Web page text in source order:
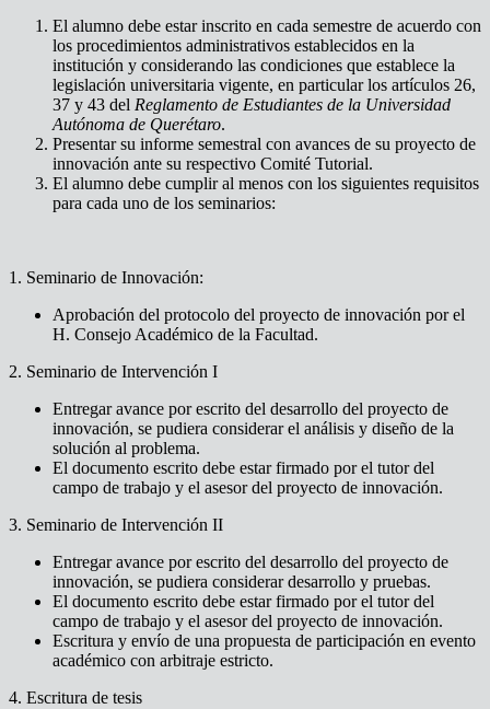
El alumno debe estar inscrito en cada semestre de acuerdo con
los procedimientos administrativos establecidos en la
institución y considerando las condiciones que establece la
legislación universitaria vigente, en particular los artículos 26,
37 y 43 del Reglamento de Estudiantes de la Universidad
Autónoma de Querétaro.
Presentar su informe semestral con avances de su proyecto de
innovación ante su respectivo Comité Tutorial.
El alumno debe cumplir al menos con los siguientes requisitos
para cada uno de los seminarios:
1. Seminario de Innovación:
Aprobación del protocolo del proyecto de innovación por el
H. Consejo Académico de la Facultad.
2. Seminario de Intervención I
Entregar avance por escrito del desarrollo del proyecto de
innovación, se pudiera considerar el análisis y diseño de la
solución al problema.
El documento escrito debe estar firmado por el tutor del
campo de trabajo y el asesor del proyecto de innovación.
3. Seminario de Intervención II
Entregar avance por escrito del desarrollo del proyecto de
innovación, se pudiera considerar desarrollo y pruebas.
El documento escrito debe estar firmado por el tutor del
campo de trabajo y el asesor del proyecto de innovación.
Escritura y envío de una propuesta de participación en evento
académico con arbitraje estricto.
4. Escritura de tesis